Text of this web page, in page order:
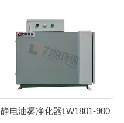
静电油雾净化器LW1801-900